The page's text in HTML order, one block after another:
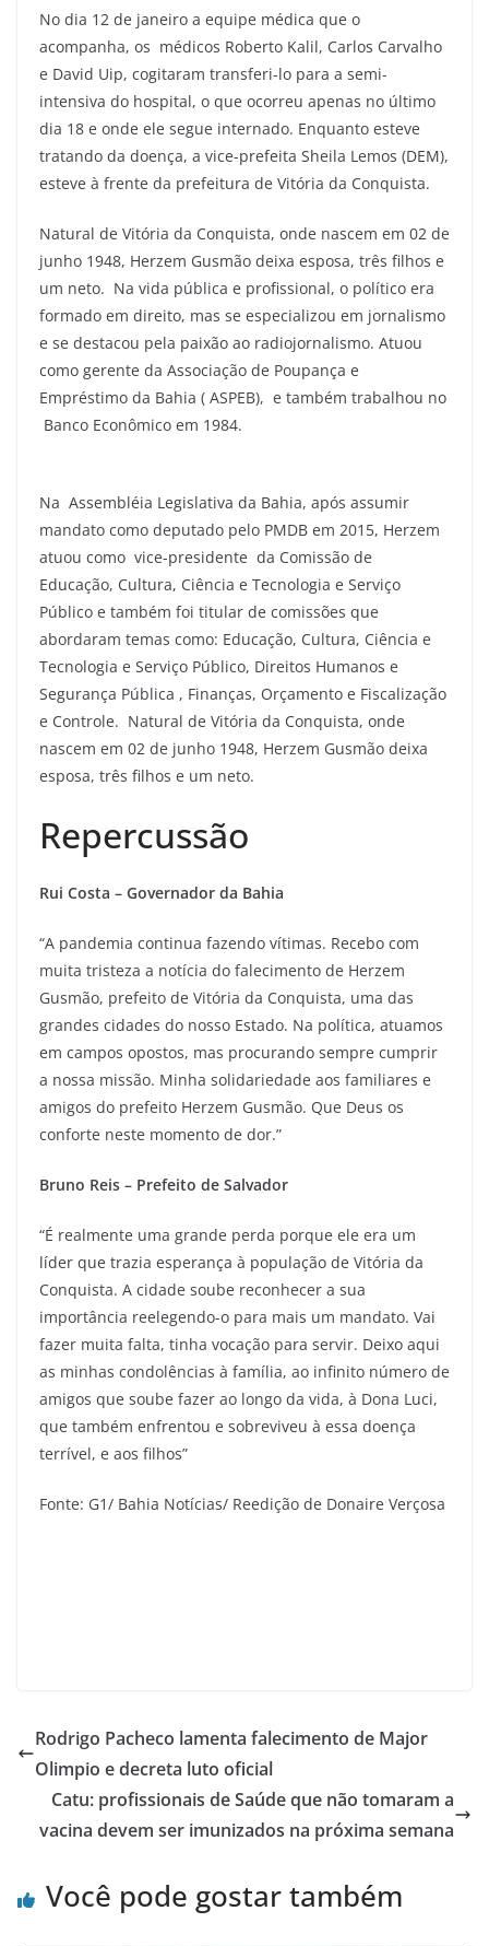
No dia 12 de janeiro a equipe médica que o
acompanha, os médicos Roberto Kalil, Carlos Carvalho
e David Uip, cogitaram transferi-lo para a semi-
intensiva do hospital, o que ocorreu apenas no último
dia 18 e onde ele segue internado. Enquanto esteve
tratando da doença, a vice-prefeita Sheila Lemos (DEM),
esteve à frente da prefeitura de Vitória da Conquista.
Natural de Vitória da Conquista, onde nascem em 02 de
junho 1948, Herzem Gusmão deixa esposa, três filhos e
um neto. Na vida pública e profissional, o político era
formado em direito, mas se especializou em jornalismo
e se destacou pela paixão ao radiojornalismo. Atuou
como gerente da Associação de Poupança e
Empréstimo da Bahia ( ASPEB), e também trabalhou no
Banco Econômico em 1984.
Na Assembléia Legislativa da Bahia, após assumir
mandato como deputado pelo PMDB em 2015, Herzem
atuou como vice-presidente da Comissão de
Educação, Cultura, Ciência e Tecnologia e Serviço
Público e também foi titular de comissões que
abordaram temas como: Educação, Cultura, Ciência e
Tecnologia e Serviço Público, Direitos Humanos e
Segurança Pública , Finanças, Orçamento e Fiscalização
e Controle. Natural de Vitória da Conquista, onde
nascem em 02 de junho 1948, Herzem Gusmão deixa
esposa, três filhos e um neto.
Repercussão
Rui Costa – Governador da Bahia
“A pandemia continua fazendo vítimas. Recebo com
muita tristeza a notícia do falecimento de Herzem
Gusmão, prefeito de Vitória da Conquista, uma das
grandes cidades do nosso Estado. Na política, atuamos
em campos opostos, mas procurando sempre cumprir
a nossa missão. Minha solidariedade aos familiares e
amigos do prefeito Herzem Gusmão. Que Deus os
conforte neste momento de dor.”
Bruno Reis – Prefeito de Salvador
“É realmente uma grande perda porque ele era um
líder que trazia esperança à população de Vitória da
Conquista. A cidade soube reconhecer a sua
importância reelegendo-o para mais um mandato. Vai
fazer muita falta, tinha vocação para servir. Deixo aqui
as minhas condolências à família, ao infinito número de
amigos que soube fazer ao longo da vida, à Dona Luci,
que também enfrentou e sobreviveu à essa doença
terrível, e aos filhos”
Fonte: G1/ Bahia Notícias/ Reedição de Donaire Verçosa
Rodrigo Pacheco lamenta falecimento de Major
Olimpio e decreta luto oficial
Catu: profissionais de Saúde que não tomaram a
vacina devem ser imunizados na próxima semana
Você pode gostar também